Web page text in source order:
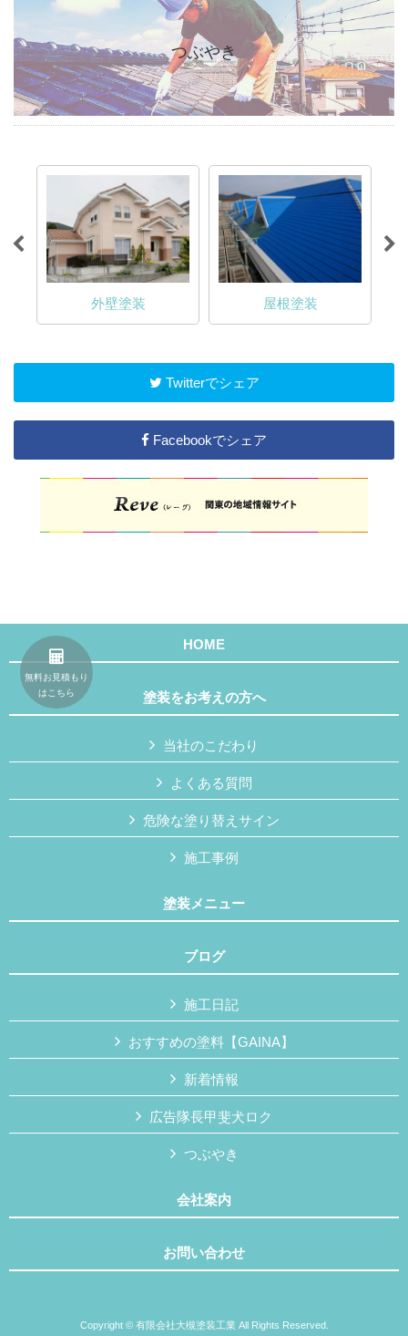
つぶやき
外壁塗装 屋根塗装
Twitterでシェア
Facebookでシェア
HOME
塗装をお考えの方へ
当社のこだわり
よくある質問
危険な塗り替えサイン
施工事例
塗装メニュー
ブログ
施工日記
おすすめの塗料【GAINA】
新着情報
広告隊長甲斐犬ロク
つぶやき
会社案内
お問い合わせ
Copyright © 有限会社大槻塗装工業 All Rights Reserved.
無料お見積もり
はこちら